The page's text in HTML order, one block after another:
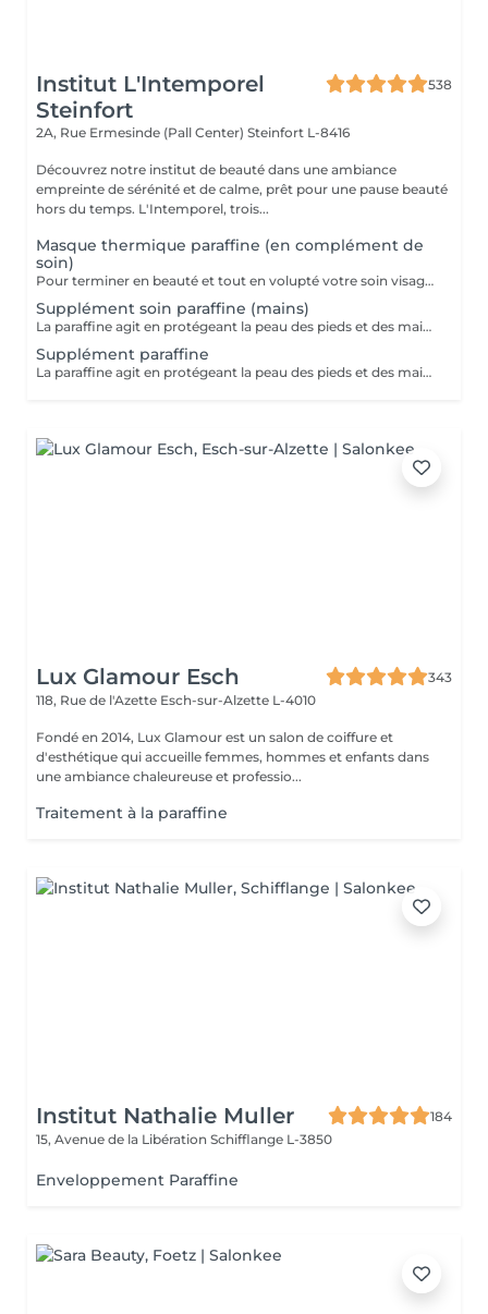
Institut L'Intemporel
Steinfort
538
2A, Rue Ermesinde (Pall Center) Steinfort L-8416
Découvrez notre institut de beauté dans une ambiance
empreinte de sérénité et de calme, prêt pour une pause beauté
hors du temps. L'Intemporel, trois...
Masque thermique paraffine (en complément de
soin)
Pour terminer en beauté et tout en volupté votre soin visage, nous vous proposons le 'double masque '. Cela consiste en une application d'un masque crème bourré d'actifs hydratants/régénérants/anti-âge ou anti-oxydants suivi d'un bain de paraffine tiède. Ceci permet la pénétration intégrale du masque crème grâce à la chaleur de la paraffine et un fin de soin en douceur grâce aux actifs de la paraffine adoucissants et calmants. Une véritable sensation de détente.
Supplément soin paraffine (mains)
La paraffine agit en protégeant la peau des pieds et des mains contre les agressions extérieures. Sa capacité de rétention d'eau favorise l'hydratation de la peau. Le traitement à la paraffine est idéal pour avoir des membres lisses. En effet, ce produit procure un effet rajeunissant à la peau, en plus de l'adoucir. Uniquement avec un service de manucurie effectué à l'institut le même jour
Supplément paraffine
La paraffine agit en protégeant la peau des pieds et des mains contre les agressions extérieures. Sa capacité de rétention d'eau favorise l'hydratation de la peau. Le traitement à la paraffine est idéal pour avoir des membres lisses. En effet, ce produit procure un effet rajeunissant à la peau, en plus de l'adoucir. Uniquement avec un service de beauté des pieds ou de pédicurie effectué à l'institut le même jour
Lux Glamour Esch
343
118, Rue de l'Azette Esch-sur-Alzette L-4010
Fondé en 2014, Lux Glamour est un salon de coiffure et
d'esthétique qui accueille femmes, hommes et enfants dans
une ambiance chaleureuse et professio...
Traitement à la paraffine
Institut Nathalie Muller
184
15, Avenue de la Libération Schifflange L-3850
Enveloppement Paraffine